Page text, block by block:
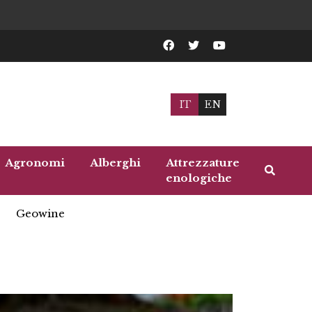
IT EN
Agronomi Alberghi
Attrezzature
enologiche
Geowine